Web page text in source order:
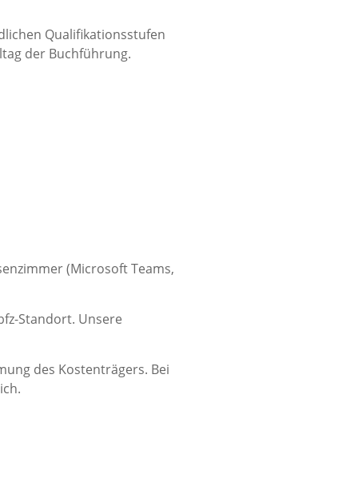
Qualifikationsstufen
der Buchführung.
(Microsoft Teams,
Standort. Unsere
des Kostenträgers. Bei